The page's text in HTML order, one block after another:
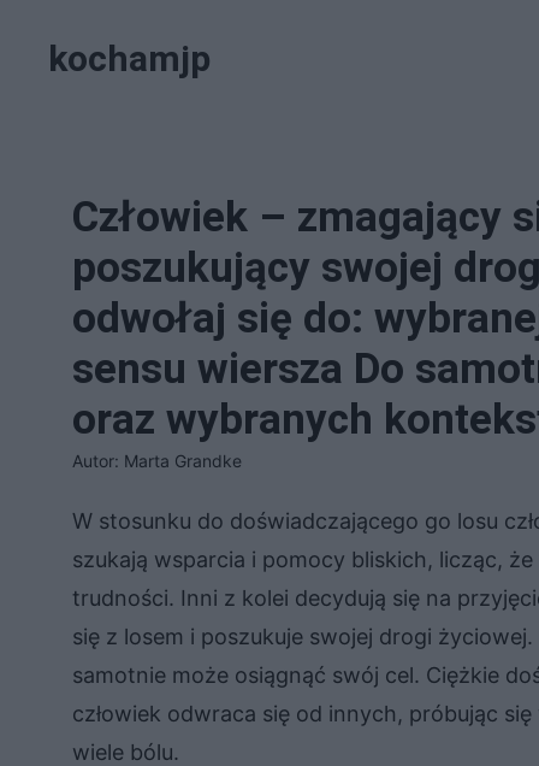
kochamjp
Człowiek – zmagający
poszukujący swojej
odwołaj się do:
sensu wiersza Do
oraz wybranych
Autor: Marta Grandke
W stosunku do doświadczającego go losu
szukają wsparcia i pomocy bliskich, licząc,
trudności. Inni z kolei decydują się na
się z losem i poszukuje swojej drogi
samotnie może osiągnąć swój cel. Ciężkie
człowiek odwraca się od innych, próbując
wiele bólu.